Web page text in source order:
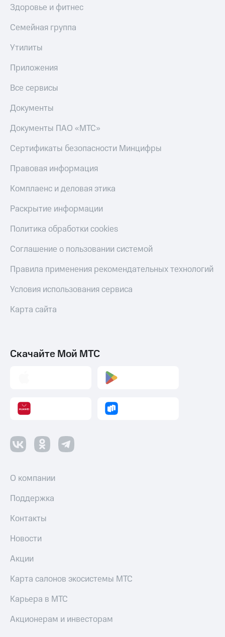
Здоровье и фитнес
Семейная группа
Утилиты
Приложения
Все сервисы
Документы
Документы ПАО «МТС»
Сертификаты безопасности Минцифры
Правовая информация
Комплаенс и деловая этика
Раскрытие информации
Политика обработки cookies
Соглашение о пользовании системой
Правила применения рекомендательных технологий
Условия использования сервиса
Карта сайта
Скачайте Мой МТС
О компании
Поддержка
Контакты
Новости
Акции
Карта салонов экосистемы МТС
Карьера в МТС
Акционерам и инвесторам